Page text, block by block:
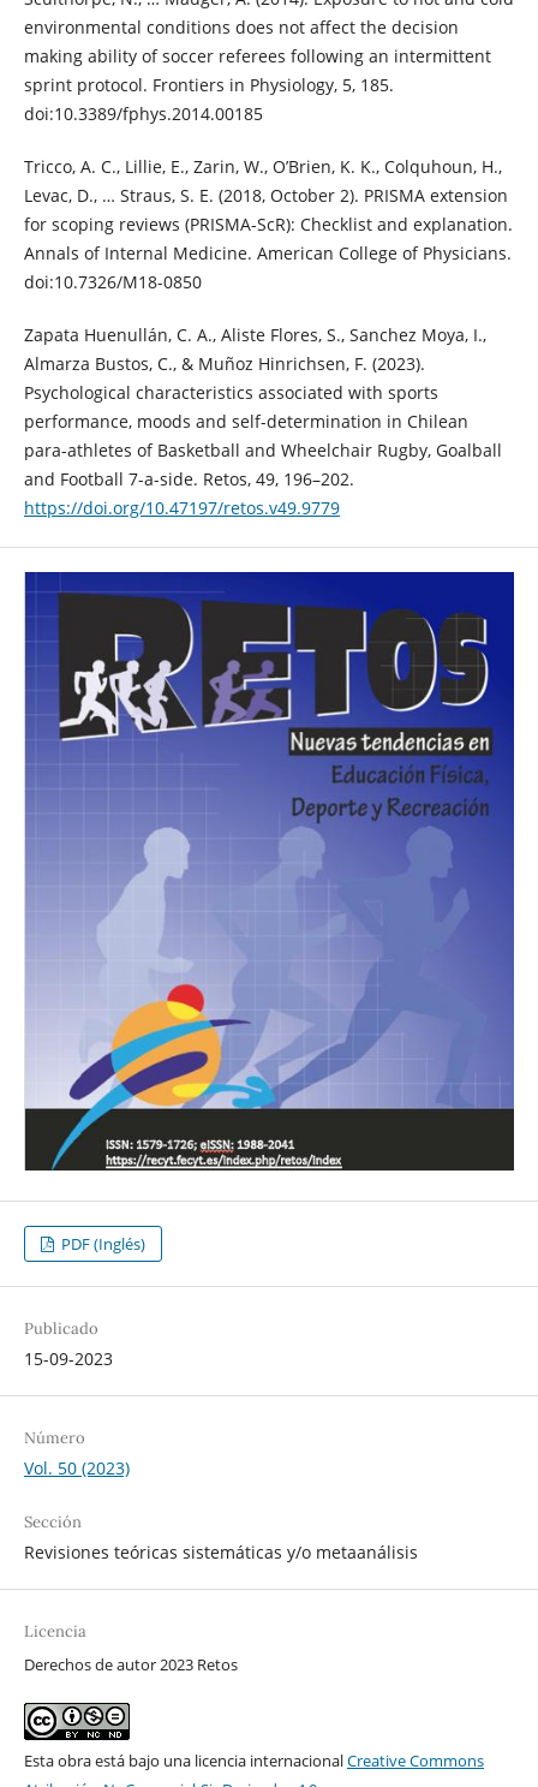
environmental conditions does not affect the decision
making ability of soccer referees following an intermittent
sprint protocol. Frontiers in Physiology, 5, 185.
doi:10.3389/fphys.2014.00185
Tricco, A. C., Lillie, E., Zarin, W., O’Brien, K. K., Colquhoun, H.,
Levac, D., … Straus, S. E. (2018, October 2). PRISMA extension
for scoping reviews (PRISMA-ScR): Checklist and explanation.
Annals of Internal Medicine. American College of Physicians.
doi:10.7326/M18-0850
Zapata Huenullán, C. A., Aliste Flores, S., Sanchez Moya, I.,
Almarza Bustos, C., & Muñoz Hinrichsen, F. (2023).
Psychological characteristics associated with sports
performance, moods and self-determination in Chilean
para-athletes of Basketball and Wheelchair Rugby, Goalball
and Football 7-a-side. Retos, 49, 196–202.
https://doi.org/10.47197/retos.v49.9779
PDF (Inglés)
Publicado
15-09-2023
Número
Vol. 50 (2023)
Sección
Revisiones teóricas sistemáticas y/o metaanálisis
Licencia
Derechos de autor 2023 Retos
Esta obra está bajo una licencia internacionalCreative Commons